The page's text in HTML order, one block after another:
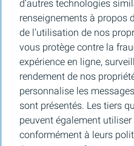
institutionnels de BMO Capital
et les services de courtage d'agence de
(membre laFINRAet de la SIPC) aux
courtage auprès des clients
l’Organisme canadien de
Fonds canadien de protection des
Montreal Europe Plc (autorisée et
Europe et de BMO Capital Markets
Financial Conduct Authority) au
services-conseils en matière
de solutions pour l’environnement de
de Carbon Farmers Australia Pty Ltd.
Australie. « Nesbitt Burns » est une
Nesbitt Burns Inc., utilisée sous licence.
marque de commerce de la Banque de
d’autres technologies
renseignements à propos
de l’utilisation de nos
vous protège contre la
expérience en ligne,
rendement de nos
personnalise les
sont présentés. Les tiers
peuvent également
conformément à leurs